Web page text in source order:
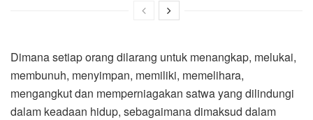
Dimana setiap orang dilarang untuk menangkap, melukai,
membunuh, menyimpan, memiliki, memelihara,
mengangkut dan memperniagakan satwa yang dilindungi
dalam keadaan hidup, sebagaimana dimaksud dalam